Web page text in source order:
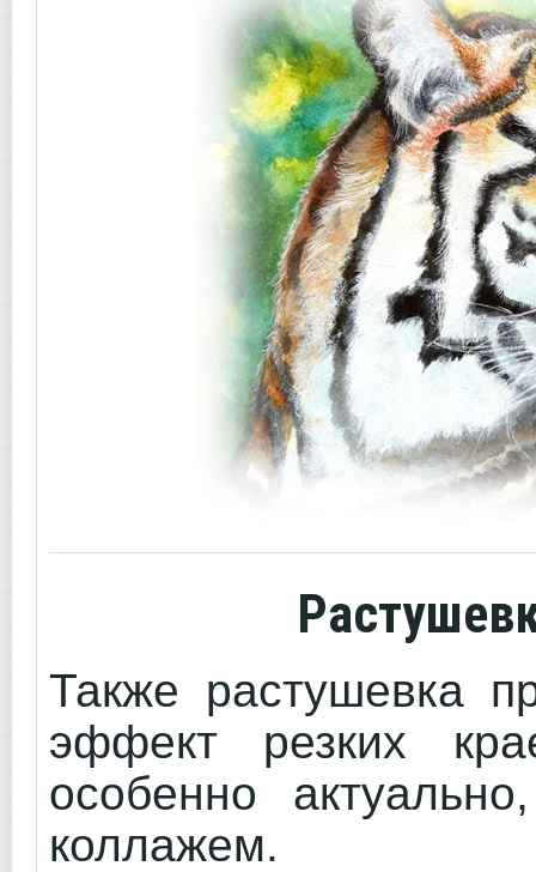
Также растушевка
эффект резких
особенно
коллажем.